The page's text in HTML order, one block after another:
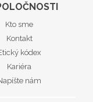
Kto sme
Kontakt
kódex
Kariéra
nám